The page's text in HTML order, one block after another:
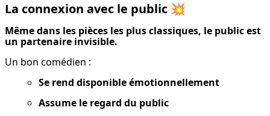
La connexion avec le public 💥
Même dans les pièces les plus classiques, le public est
un partenaire invisible.
Un bon comédien :
Se rend disponible émotionnellement
Assume le regard du public